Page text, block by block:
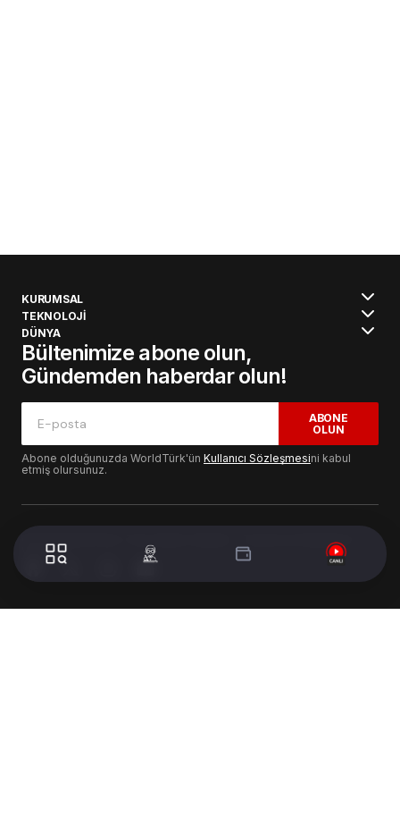
KURUMSAL
TEKNOLOJİ
DÜNYA
Bültenimize abone olun,
Gündemden haberdar olun!
ABONE
OLUN
Abone olduğunuzda WorldTürk'ün Kullanıcı Sözleşmesini kabul
etmiş olursunuz.
© 2024 WorldTurk. Tüm Hakları Saklıdır. - Tasarım & Geliştirme :
Volion's